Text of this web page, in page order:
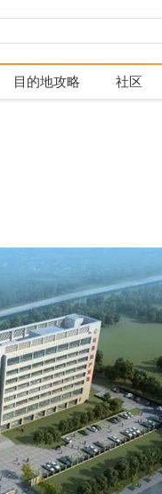
目的地攻略 社区